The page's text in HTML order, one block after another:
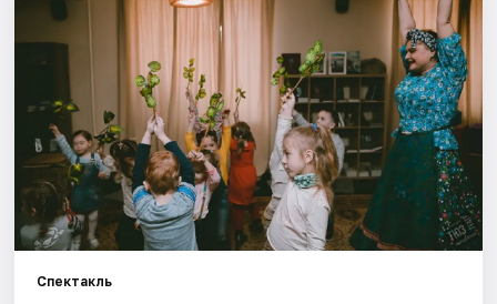
Квесты
Спорт
События
Спектакль